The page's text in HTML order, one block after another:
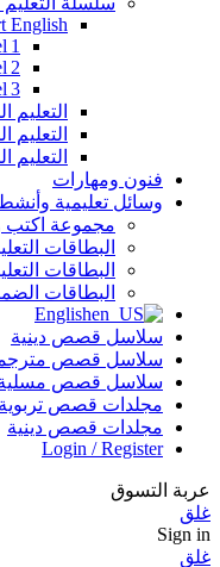
English
1
2
3
فنون ومهارات
وسائل تعليمية
مجموعة اكتب
البطاقات
البطاقات
البطاقات
English
سلاسل قصص دينية
سلاسل قصص
سلاسل قصص مسلية
مجلدات قصص
مجلدات قصص دينية
Login / Register
عربة التسوق
غلق
Sign in
غلق